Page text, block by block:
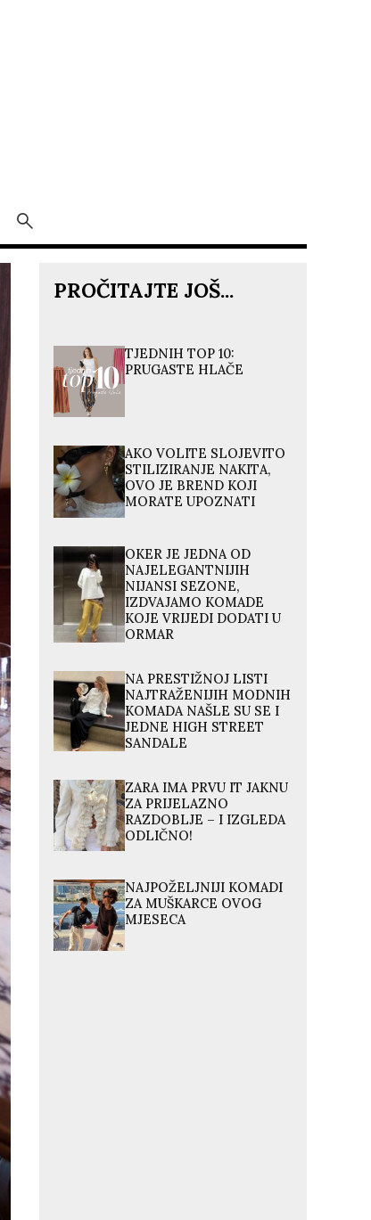
PROČITAJTE JOŠ...
TJEDNIH TOP 10:
PRUGASTE HLAČE
AKO VOLITE SLOJEVITO
STILIZIRANJE NAKITA,
OVO JE BREND KOJI
MORATE UPOZNATI
OKER JE JEDNA OD
NAJELEGANTNIJIH
NIJANSI SEZONE,
IZDVAJAMO KOMADE
KOJE VRIJEDI DODATI U
ORMAR
NA PRESTIŽNOJ LISTI
NAJTRAŽENIJIH MODNIH
KOMADA NAŠLE SU SE I
JEDNE HIGH STREET
SANDALE
ZARA IMA PRVU IT JAKNU
ZA PRIJELAZNO
RAZDOBLJE – I IZGLEDA
ODLIČNO!
NAJPOŽELJNIJI KOMADI
ZA MUŠKARCE OVOG
MJESECA